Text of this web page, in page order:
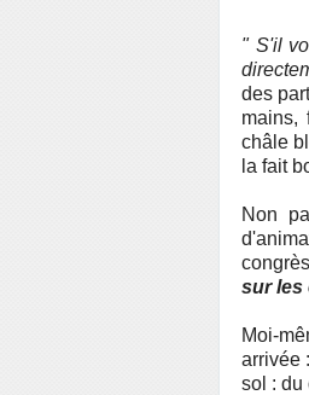
" S'il
des
mains,
châle
la fait
Non
sur les
Moi-
arrivée
sol : du